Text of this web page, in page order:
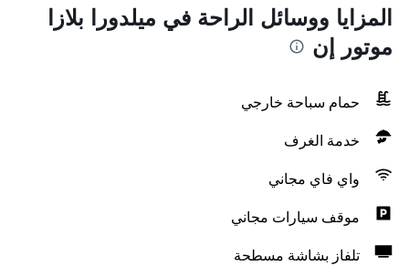
المزايا ووسائل الراحة في ميلدورا بلازا
موتور إن
حمام سباحة خارجي
خدمة الغرف
واي فاي مجاني
موقف سيارات مجاني
تلفاز بشاشة مسطحة